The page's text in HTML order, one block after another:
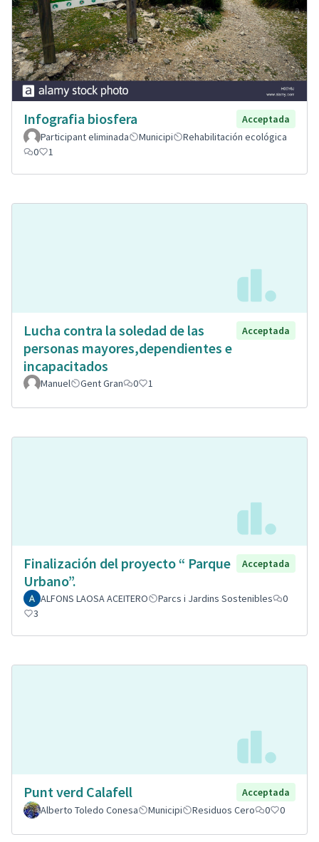
Infografia biosfera
Acceptada
Participant eliminada
Municipi
Rehabilitación ecológica
0
1
Lucha contra la soledad de las
personas mayores,dependientes e
incapacitados
Acceptada
Manuel Gent Gran 0 1
Finalización del proyecto “ Parque
Urbano”.
Acceptada
ALFONS LAOSA ACEITERO Parcs i Jardins Sostenibles
0
3
Punt verd Calafell
Acceptada
Alberto Toledo Conesa
Municipi Residuos Cero 0 0